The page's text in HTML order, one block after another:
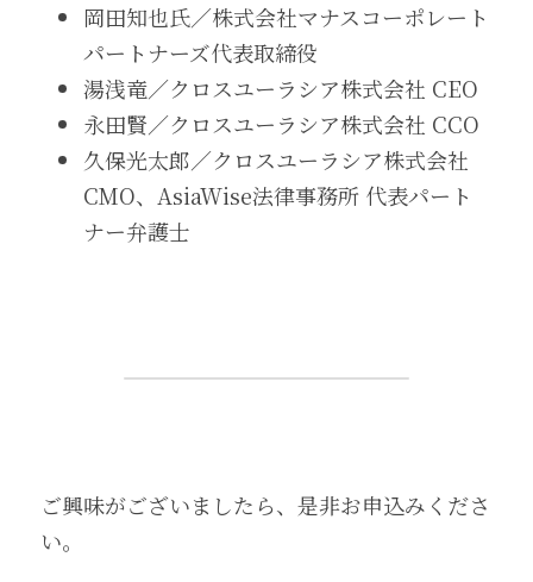
岡田知也氏／株式会社マナスコーポレート
パートナーズ代表取締役
湯浅竜／クロスユーラシア株式会社 CEO
永田賢／クロスユーラシア株式会社 CCO
久保光太郎／クロスユーラシア株式会社
CMO、AsiaWise法律事務所 代表パート
ナー弁護士
ご興味がございましたら、是非お申込みくださ
い。